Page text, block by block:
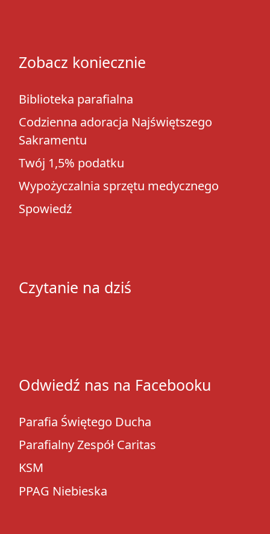
Zobacz koniecznie
Biblioteka parafialna
Codzienna adoracja Najświętszego
Sakramentu
Twój 1,5% podatku
Wypożyczalnia sprzętu medycznego
Spowiedź
Czytanie na dziś
Odwiedź nas na Facebooku
Parafia Świętego Ducha
Parafialny Zespół Caritas
KSM
PPAG Niebieska